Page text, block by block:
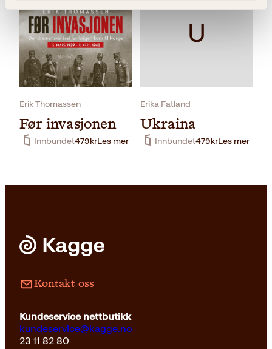
Erik Thomassen
Før invasjonen
Innbundet479krLes mer
U
Erika Fatland
Ukraina
Innbundet479krLes mer
Kontakt oss
Kundeservice nettbutikk
kundeservice@kagge.no
23 11 82 80